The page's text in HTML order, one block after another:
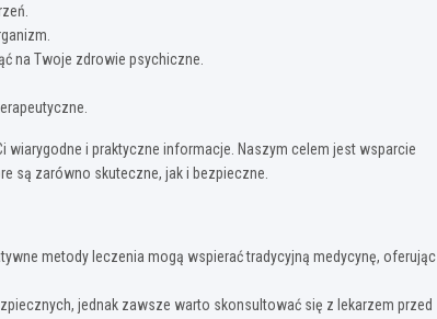
na Twoje zdrowie psychiczne.
wiarygodne i praktyczne informacje. Naszym celem jest wsparcie
są zarówno skuteczne, jak i bezpieczne.
metody leczenia mogą wspierać tradycyjną medycynę, oferując
jednak zawsze warto skonsultować się z lekarzem przed